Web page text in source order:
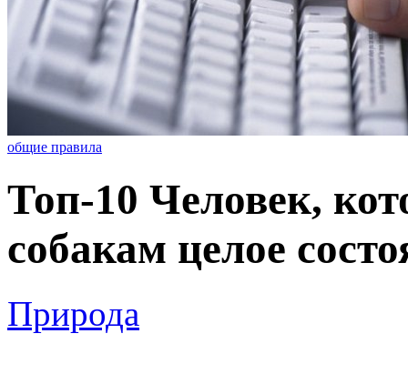
общие правила
Топ-10 Человек,
собакам целое
Природа